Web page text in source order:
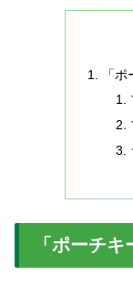
「
「ポーチ